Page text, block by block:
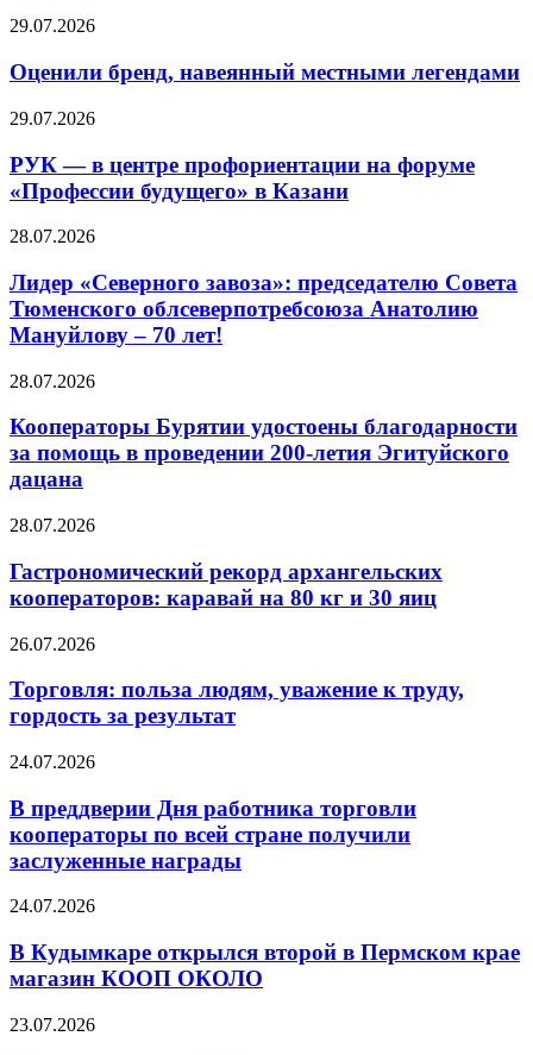
29.07.2026
Оценили бренд, навеянный местными легендами
29.07.2026
РУК — в центре профориентации на форуме
«Профессии будущего» в Казани
28.07.2026
Лидер «Северного завоза»: председателю Совета
Тюменского облсеверпотребсоюза Анатолию
Мануйлову – 70 лет!
28.07.2026
Кооператоры Бурятии удостоены благодарности
за помощь в проведении 200-летия Эгитуйского
дацана
28.07.2026
Гастрономический рекорд архангельских
кооператоров: каравай на 80 кг и 30 яиц
26.07.2026
Торговля: польза людям, уважение к труду,
гордость за результат
24.07.2026
В преддверии Дня работника торговли
кооператоры по всей стране получили
заслуженные награды
24.07.2026
В Кудымкаре открылся второй в Пермском крае
магазин КООП ОКОЛО
23.07.2026